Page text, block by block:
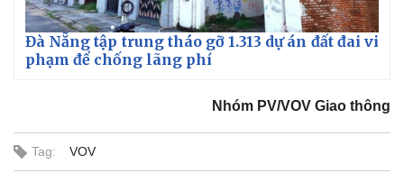
Đà Nẵng tập trung tháo gỡ 1.313 dự án đất đai vi
phạm để chống lãng phí
Nhóm PV/VOV Giao thông
Tag: VOV